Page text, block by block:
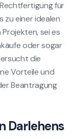
für
zu einer idealen
sei es
oder sogar
die
Vorteile und
Beantragung
Darlehens